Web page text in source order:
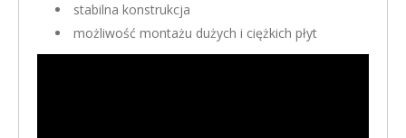
stabilna konstrukcja
możliwość montażu dużych i ciężkich płyt